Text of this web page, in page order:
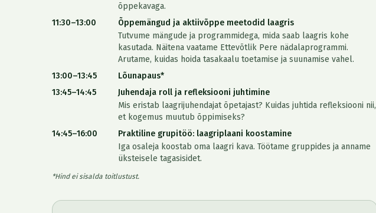
õppekavaga.
11:30–13:00
Õppemängud ja aktiivõppe meetodid laagris
Tutvume mängude ja programmidega, mida saab laagris kohe
kasutada. Näitena vaatame Ettevõtlik Pere nädalaprogrammi.
Arutame, kuidas hoida tasakaalu toetamise ja suunamise vahel.
13:00–13:45
Lõunapaus*
13:45–14:45
Juhendaja roll ja refleksiooni juhtimine
Mis eristab laagrijuhendajat õpetajast? Kuidas juhtida refleksiooni nii,
et kogemus muutub õppimiseks?
14:45–16:00
Praktiline grupitöö: laagriplaani koostamine
Iga osaleja koostab oma laagri kava. Töötame gruppides ja anname
üksteisele tagasisidet.
*Hind ei sisalda toitlustust.